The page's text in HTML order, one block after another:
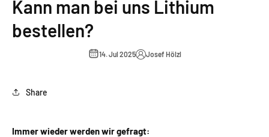
Kann man bei uns Lithium
bestellen?
14. Jul 2025 Josef Hölzl
Share
Immer wieder werden wir gefragt: